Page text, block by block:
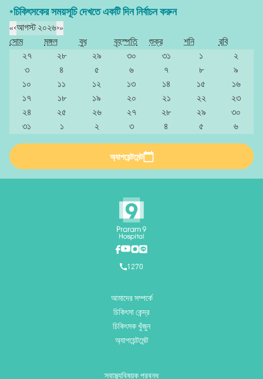
*চিকিৎসকের সময়সূচি দেখতে একটি দিন নির্বাচন করুন
«‹আগস্ট ২০২৬›»
সোম
মঙ্গল বুধ বৃহস্পতি শুক্র শনি
রবি
২৭
২৮ ২৯ ৩০ ৩১ ১
২
৩
৪ ৫ ৬ ৭ ৮
৯
১০
১১ ১২ ১৩ ১৪ ১৫
১৬
১৭
১৮ ১৯ ২০ ২১ ২২
২৩
২৪
২৫ ২৬ ২৭ ২৮ ২৯
৩০
৩১
১ ২ ৩ ৪ ৫ ৬
অ্যাপয়েন্টমেন্ট
1270
আমাদের সম্পর্কে
চিকিৎসা কেন্দ্র
চিকিৎসক খুঁজুন
অ্যাপয়েন্টমেন্ট
স্বাস্থ্যবিষয়ক প্রবন্ধ